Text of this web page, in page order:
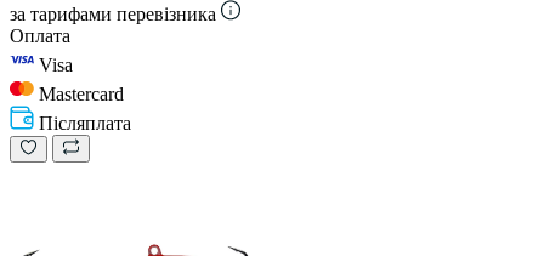
за тарифами перевізника
Оплата
Visa
Mastercard
Післяплата